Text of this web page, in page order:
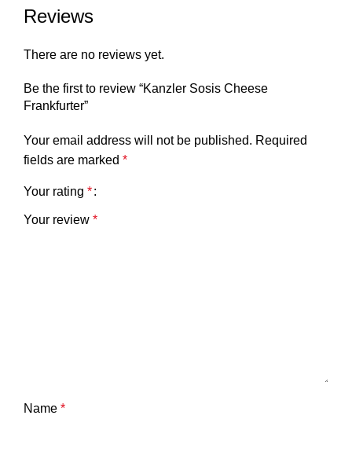
Reviews
There are no reviews yet.
Be the first to review “Kanzler Sosis Cheese
Frankfurter”
Your email address will not be published. Required
fields are marked *
Your rating *
Your review *
Name *